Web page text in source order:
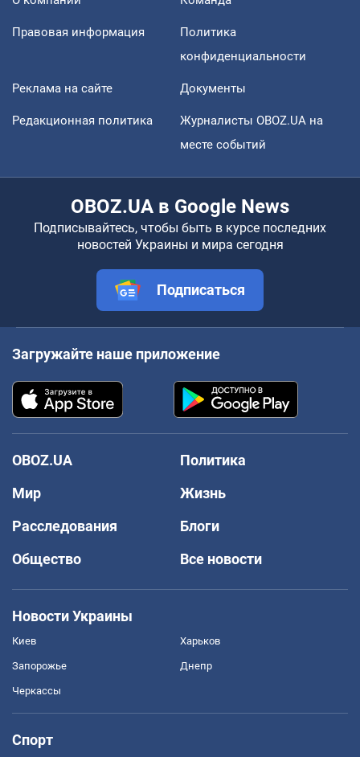
Правовая информация
Политика
конфиденциальности
Реклама на сайте Документы
Редакционная политика
Журналисты OBOZ.UA на
месте событий
OBOZ.UA в Google News
Подписывайтесь, чтобы быть в курсе последних
новостей Украины и мира сегодня
Подписаться
Загружайте наше приложение
OBOZ.UA
Политика
Мир
Жизнь
Расследования
Блоги
Общество
Все новости
Новости Украины
Киев Харьков
Запорожье Днепр
Черкассы
Спорт